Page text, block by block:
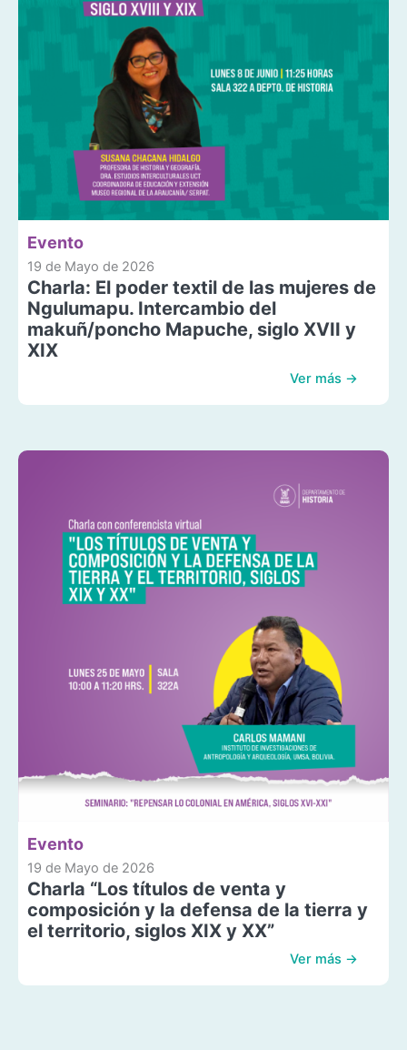
Evento
19 de Mayo de 2026
Charla: El poder textil de las mujeres de
Ngulumapu. Intercambio del
makuñ/poncho Mapuche, siglo XVII y
XIX
Ver más →
Evento
19 de Mayo de 2026
Charla “Los títulos de venta y
composición y la defensa de la tierra y
el territorio, siglos XIX y XX”
Ver más →